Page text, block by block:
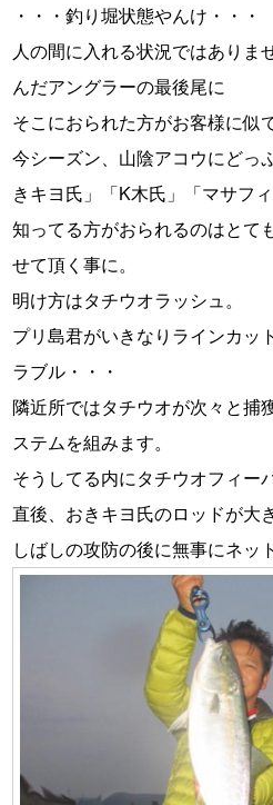
・・・釣り堀状態やんけ・・・
人の間に入れる状況ではありま
んだアングラーの最後尾に
そこにおられた方がお客様に似
今シーズン、山陰アコウにどっ
きキヨ氏」「K木氏」「マサフ
知ってる方がおられるのはとて
せて頂く事に。
明け方はタチウオラッシュ。
プリ島君がいきなりラインカッ
ラブル・・・
隣近所ではタチウオが次々と捕
ステムを組みます。
そうしてる内にタチウオフィー
直後、おきキヨ氏のロッドが大
しばしの攻防の後に無事にネッ